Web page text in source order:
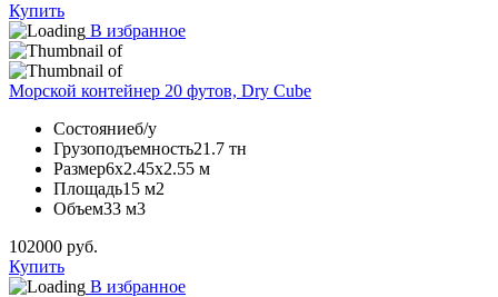
Купить
В избранное
Морской контейнер 20 футов, Dry Cube
Состояниеб/у
Грузоподъемность21.7 тн
Размер6х2.45х2.55 м
Площадь15 м2
Объем33 м3
102000 руб.
Купить
В избранное